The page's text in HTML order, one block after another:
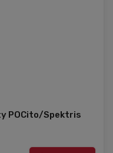
POCito/Spektris